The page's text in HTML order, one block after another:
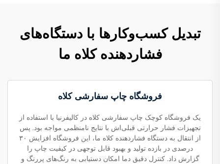
تبدیل کسب‌وکارها با دستگاه‌های
فشاردهنده کلاه ما
فروشگاه چاپ سفارشی کلاه
یک فروشگاه کوچک چاپ سفارشی کلاه در کالیفرنیا با استفاده از
تجهیزات فشار حرارتی قبلی‌اش با نتایج نامنظمی مواجه بود. پس
از انتقال به دستگاه فشاردهنده کلاه ما، این فروشگاه افزایش ۳۰
درصدی در بازده تولید و بهبود قابل توجهی در کیفیت چاپ را
گزارش داد. کنترل دقیق دما امکان دستیابی به رنگ‌های پررنگ و